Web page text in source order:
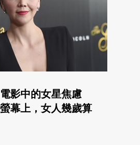
影中的女星焦慮
螢幕上，女人幾歲算